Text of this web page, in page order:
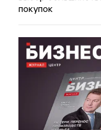
покупок